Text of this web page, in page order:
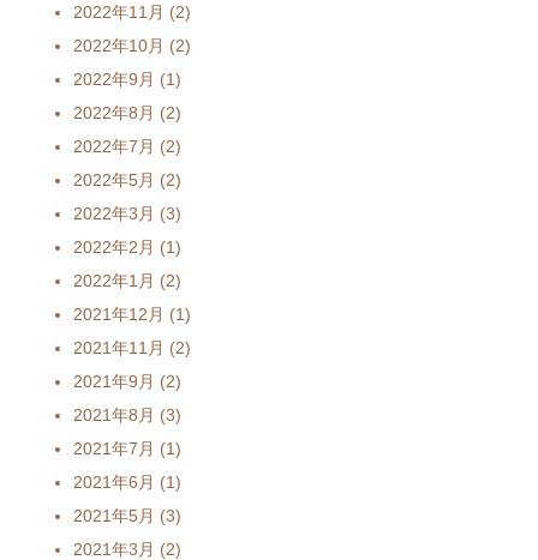
2022年11月 (2)
2022年10月 (2)
2022年9月 (1)
2022年8月 (2)
2022年7月 (2)
2022年5月 (2)
2022年3月 (3)
2022年2月 (1)
2022年1月 (2)
2021年12月 (1)
2021年11月 (2)
2021年9月 (2)
2021年8月 (3)
2021年7月 (1)
2021年6月 (1)
2021年5月 (3)
2021年3月 (2)